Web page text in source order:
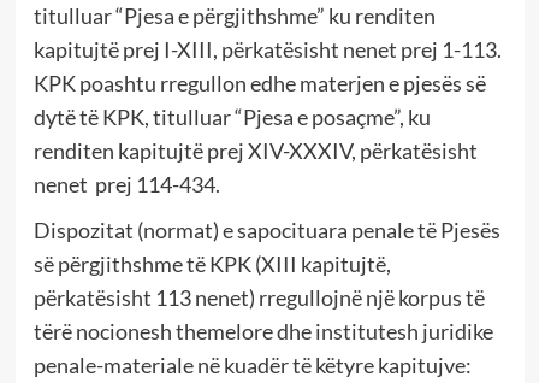
titulluar “Pjesa e përgjithshme” ku renditen
kapitujtë prej I-XIII, përkatësisht nenet prej 1-113.
KPK poashtu rregullon edhe materjen e pjesës së
dytë të KPK, titulluar “Pjesa e posaçme”, ku
renditen kapitujtë prej XIV-XXXIV, përkatësisht
nenet prej 114-434.
Dispozitat (normat) e sapocituara penale të Pjesës
së përgjithshme të KPK (XIII kapitujtë,
përkatësisht 113 nenet) rregullojnë një korpus të
tërë nocionesh themelore dhe institutesh juridike
penale-materiale në kuadër të këtyre kapitujve: